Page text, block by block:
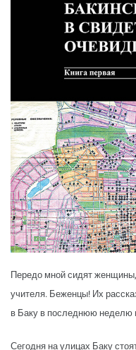
Передо мной сидят
учителя. Беженцы! Их
в Баку в последнюю неделю
Сегодня на улицах Баку